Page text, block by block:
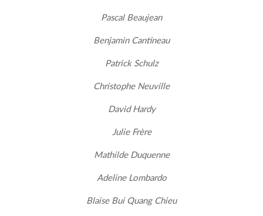
Pascal Beaujean
Benjamin Cantineau
Patrick Schulz
Christophe Neuville
David Hardy
Julie Frère
Mathilde Duquenne
Adeline Lombardo
Blaise Bui Quang Chieu